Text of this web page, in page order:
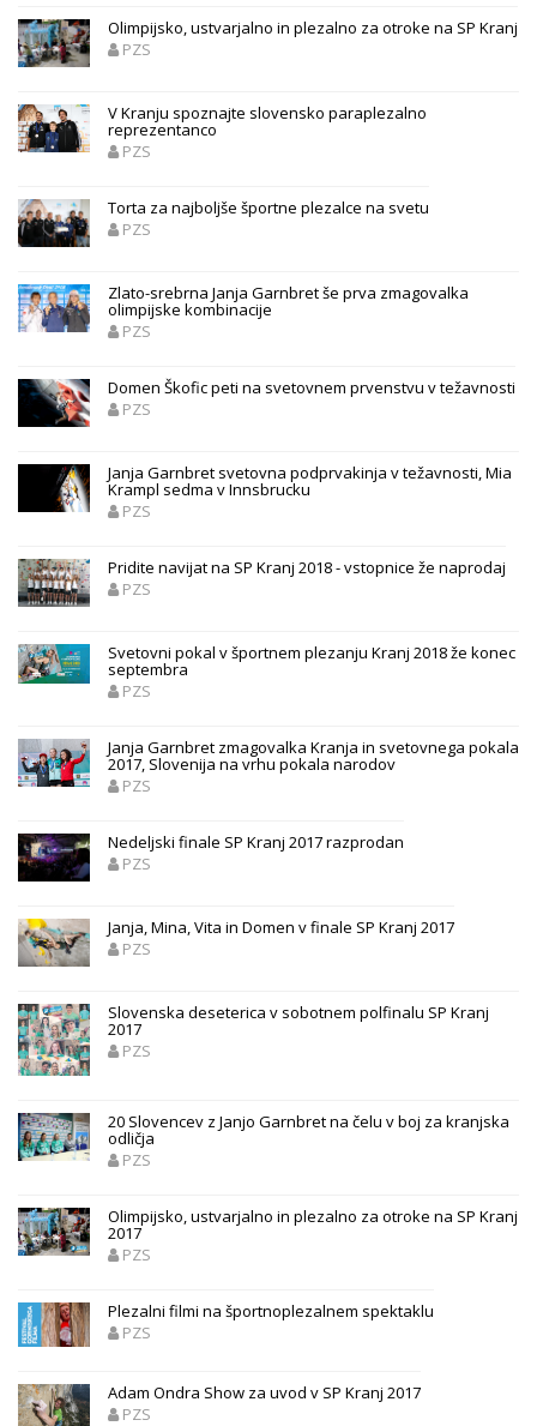
Olimpijsko, ustvarjalno in plezalno za otroke na SP Kranj
PZS
V Kranju spoznajte slovensko paraplezalno
reprezentanco
PZS
Torta za najboljše športne plezalce na svetu
PZS
Zlato-srebrna Janja Garnbret še prva zmagovalka
olimpijske kombinacije
PZS
Domen Škofic peti na svetovnem prvenstvu v težavnosti
PZS
Janja Garnbret svetovna podprvakinja v težavnosti, Mia
Krampl sedma v Innsbrucku
PZS
Pridite navijat na SP Kranj 2018 - vstopnice že naprodaj
PZS
Svetovni pokal v športnem plezanju Kranj 2018 že konec
septembra
PZS
Janja Garnbret zmagovalka Kranja in svetovnega pokala
2017, Slovenija na vrhu pokala narodov
PZS
Nedeljski finale SP Kranj 2017 razprodan
PZS
Janja, Mina, Vita in Domen v finale SP Kranj 2017
PZS
Slovenska deseterica v sobotnem polfinalu SP Kranj
2017
PZS
20 Slovencev z Janjo Garnbret na čelu v boj za kranjska
odličja
PZS
Olimpijsko, ustvarjalno in plezalno za otroke na SP Kranj
2017
PZS
Plezalni filmi na športnoplezalnem spektaklu
PZS
Adam Ondra Show za uvod v SP Kranj 2017
PZS